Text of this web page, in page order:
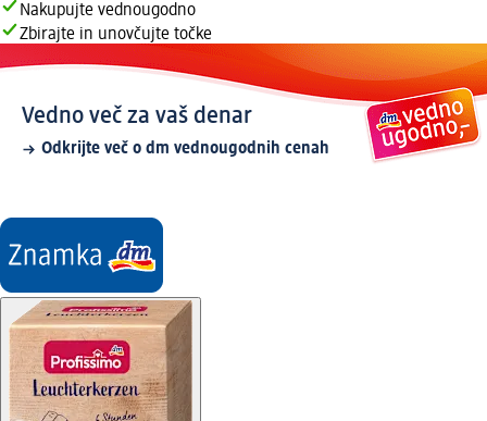
Nakupujte vednougodno
Zbirajte in unovčujte točke
Vedno več za vaš denar
Odkrijte več o dm vednougodnih cenah